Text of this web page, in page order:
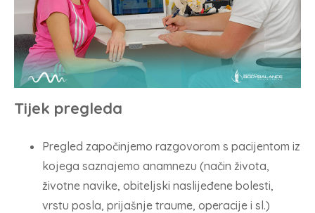
Tijek pregleda
Pregled započinjemo razgovorom s pacijentom iz
kojega saznajemo anamnezu (način života,
životne navike, obiteljski naslijeđene bolesti,
vrstu posla, prijašnje traume, operacije i sl.)